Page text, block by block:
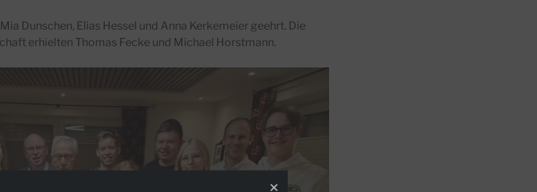
Dunschen, Elias Hessel und Anna Kerkemeier geehrt. Die
erhielten Thomas Fecke und Michael Horstmann.